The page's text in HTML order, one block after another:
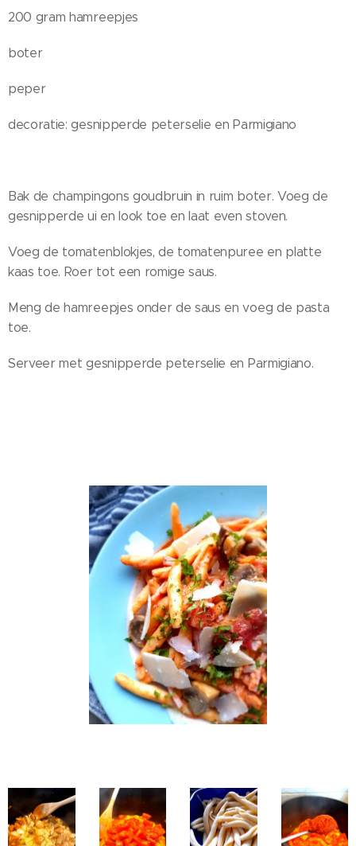
200 gram hamreepjes
boter
peper
decoratie: gesnipperde peterselie en Parmigiano
Bak de champingons goudbruin in ruim boter. Voeg de
gesnipperde ui en look toe en laat even stoven.
Voeg de tomatenblokjes, de tomatenpuree en platte
kaas toe. Roer tot een romige saus.
Meng de hamreepjes onder de saus en voeg de pasta
toe.
Serveer met gesnipperde peterselie en Parmigiano.